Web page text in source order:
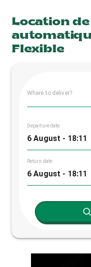
Location
Flexible
Where to deliver?
Departure date
Return date